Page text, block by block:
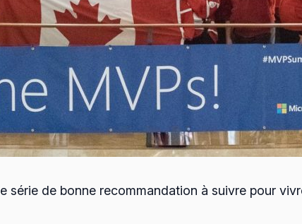
de bonne recommandation à suivre pour